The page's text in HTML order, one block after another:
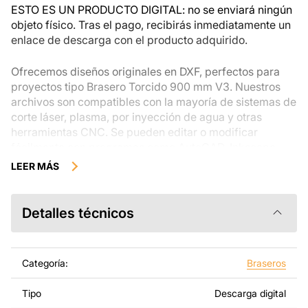
ESTO ES UN PRODUCTO DIGITAL: no se enviará ningún
objeto físico. Tras el pago, recibirás inmediatamente un
enlace de descarga con el producto adquirido.
Ofrecemos diseños originales en DXF, perfectos para
proyectos tipo Brasero Torcido 900 mm V3. Nuestros
archivos son compatibles con la mayoría de sistemas de
corte láser, plasma, por inyección de agua y otras
herramientas CNC. Se pueden editar o modificar
SheetCam, Adobe Illustrator, SolidWorks u otros
Utilizando estos archivos con un equipo de corte y
disfrutas mientras trabajas en tu proyecto.
Puedes utilizar estos archivos para crear productos
LEER MÁS
Detalles técnicos
Categoría: Braseros
Tipo Descarga digital